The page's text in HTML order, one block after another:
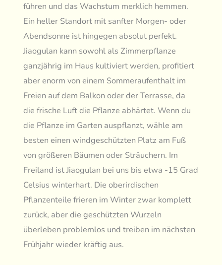
führen und das Wachstum merklich hemmen.
Ein heller Standort mit sanfter Morgen- oder
Abendsonne ist hingegen absolut perfekt.
Jiaogulan kann sowohl als Zimmerpflanze
ganzjährig im Haus kultiviert werden, profitiert
aber enorm von einem Sommeraufenthalt im
Freien auf dem Balkon oder der Terrasse, da
die frische Luft die Pflanze abhärtet. Wenn du
die Pflanze im Garten auspflanzt, wähle am
besten einen windgeschützten Platz am Fuß
von größeren Bäumen oder Sträuchern. Im
Freiland ist Jiaogulan bei uns bis etwa -15 Grad
Celsius winterhart. Die oberirdischen
Pflanzenteile frieren im Winter zwar komplett
zurück, aber die geschützten Wurzeln
überleben problemlos und treiben im nächsten
Frühjahr wieder kräftig aus.